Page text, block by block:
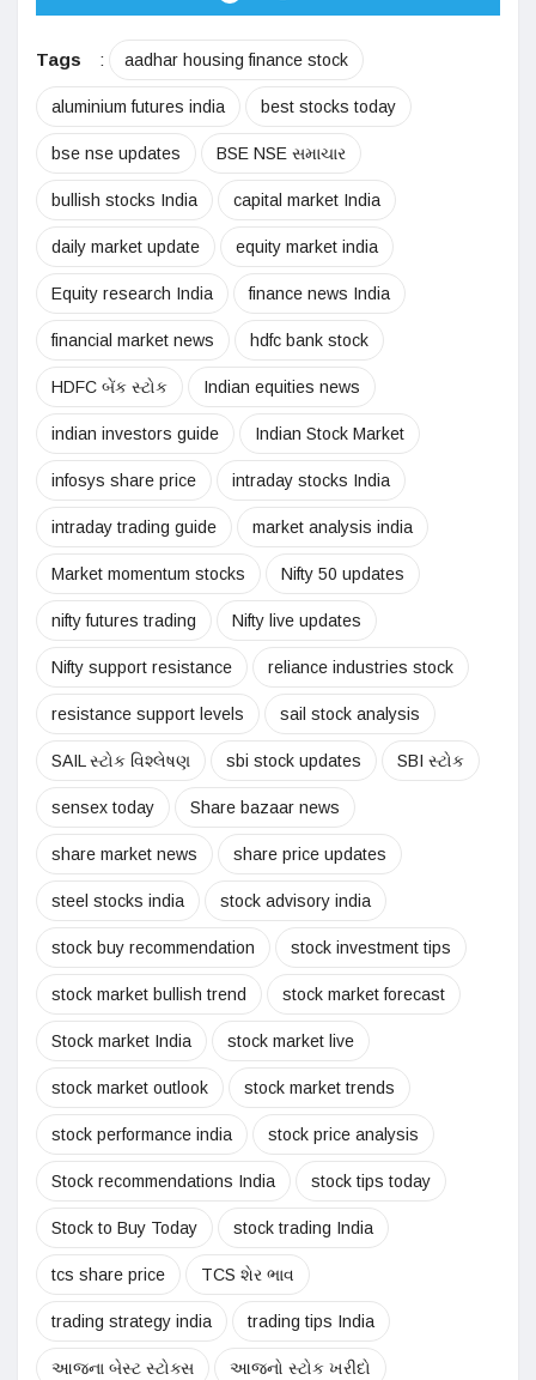
Tags : aadhar housing finance stock
aluminium futures india best stocks today
bse nse updates BSE NSE સમાચાર
bullish stocks India capital market India
daily market update equity market india
Equity research India finance news India
financial market news hdfc bank stock
HDFC બેંક સ્ટોક Indian equities news
indian investors guide Indian Stock Market
infosys share price intraday stocks India
intraday trading guide market analysis india
Market momentum stocks Nifty 50 updates
nifty futures trading Nifty live updates
Nifty support resistance reliance industries stock
resistance support levels sail stock analysis
SAIL સ્ટોક વિશ્લેષણ sbi stock updates SBI સ્ટોક
sensex today Share bazaar news
share market news share price updates
steel stocks india stock advisory india
stock buy recommendation stock investment tips
stock market bullish trend stock market forecast
Stock market India stock market live
stock market outlook stock market trends
stock performance india stock price analysis
Stock recommendations India stock tips today
Stock to Buy Today stock trading India
tcs share price TCS શેર ભાવ
trading strategy india trading tips India
આજના બેસ્ટ સ્ટોક્સ આજનો સ્ટોક ખરીદો